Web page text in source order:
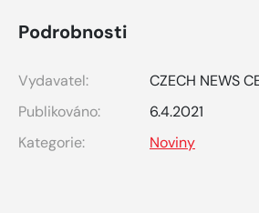
Podrobnosti
Vydavatel:
CZECH NEWS
Publikováno:
6.4.2021
Kategorie:
Noviny